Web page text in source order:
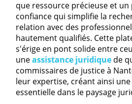
que ressource précieuse et
confiance qui simplifie la
relation avec des
hautement qualifiés. Cette
s'érige en pont solide entre
uneassistance juridique de
commissaires de justice à
leur expertise, créant ainsi
essentielle dans le paysage